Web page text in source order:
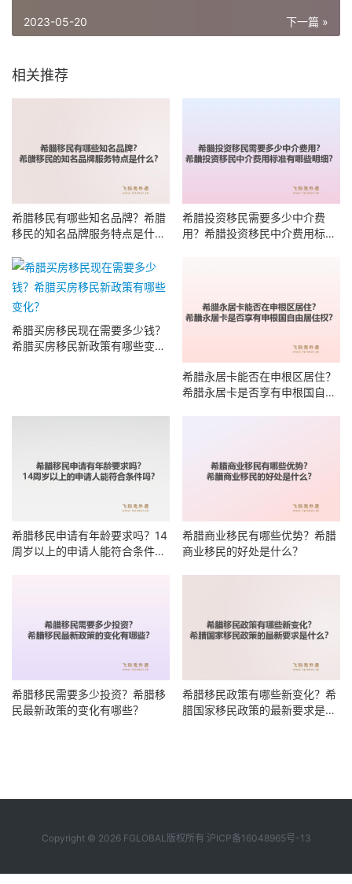
下一篇 »
2023-05-20
相关推荐
希腊移民有哪些知名品牌？希腊
移民的知名品牌服务特点是什
希腊投资移民需要多少中介费
用？希腊投资移民中介费用标准
希腊永居卡能否在申根区居住？
希腊永居卡是否享有申根国自由
希腊移民申请有年龄要求吗？14
周岁以上的申请人能符合条件
希腊商业移民有哪些优势？希腊
商业移民的好处是什么？
希腊移民需要多少投资？希腊移
民最新政策的变化有哪些？
希腊移民政策有哪些新变化？希
腊国家移民政策的最新要求是什
Copyright © 2026 FGLOBAL版权所有 沪ICP备16048965号-13